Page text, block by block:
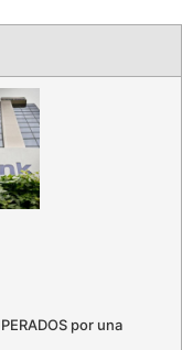
por una